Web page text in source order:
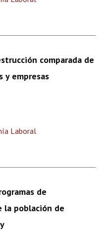
comparada de
y empresas
Laboral
de
la población de